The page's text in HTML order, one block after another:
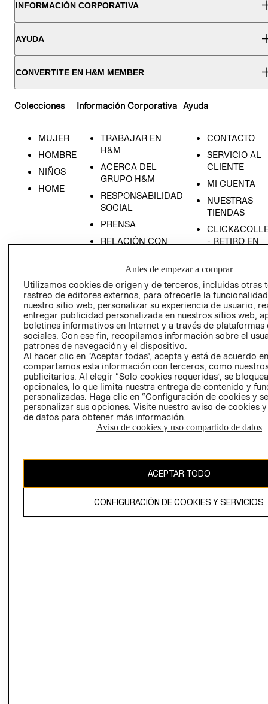
INFORMACIÓN CORPORATIVA
AYUDA
CONVERTITE EN H&M MEMBER
Colecciones
MUJER
HOMBRE
NIÑOS
HOME
Información Corporativa
TRABAJAR EN
H&M
ACERCA DEL
GRUPO H&M
RESPONSABILIDAD
SOCIAL
PRENSA
RELACIÓN CON
POLÍTICA
EMPRESARIAL
Ayuda
CONTACTO
SERVICIO AL
CLIENTE
MI CUENTA
NUESTRAS
TIENDAS
- RETIRO EN
TÉRMINOS Y
CONDICIONES
AVISO DE
PRIVACIDAD
GIFT CARD
COOKIES
CAMBIAR REGIÓN
El contenido de esta página web está protegido por copyright y es
Antes de empezar a comprar
Utilizamos cookies de origen y de terceros, incluidas otras
rastreo de editores externos, para ofrecerle la
nuestro sitio web, personalizar su experiencia de usuario,
entregar publicidad personalizada en nuestros sitios web,
boletines informativos en Internet y a través de plataformas
sociales. Con ese fin, recopilamos información sobre el
patrones de navegación y el dispositivo.
Al hacer clic en “Aceptar todas”, acepta y está de acuerdo
compartamos esta información con terceros, como
publicitarios. Al elegir “Solo cookies requeridas”, se
opcionales, lo que limita nuestra entrega de contenido y
personalizadas. Haga clic en “Configuración de cookies y
personalizar sus opciones. Visite nuestro aviso de cookies
de datos para obtener más información.
Aviso de cookies y uso compartido de datos
ACEPTAR TODO
CONFIGURACIÓN DE COOKIES Y SERVICIOS